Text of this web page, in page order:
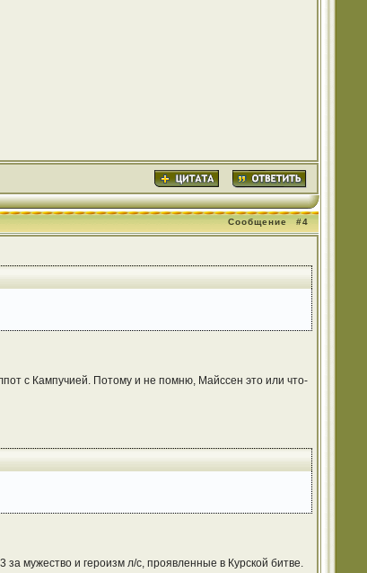
Сообщение #4
с Кампучией. Потому и не помню, Майссен это или что-
за мужество и героизм л/с, проявленные в Курской битве.